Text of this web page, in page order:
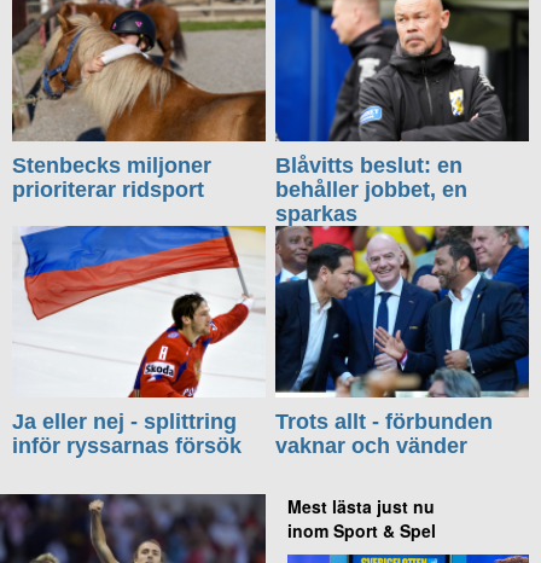
Stenbecks miljoner
prioriterar ridsport
Blåvitts beslut: en
behåller jobbet, en
sparkas
Ja eller nej - splittring
inför ryssarnas försök
Trots allt - förbunden
vaknar och vänder
Mest lästa just nu
inom Sport & Spel